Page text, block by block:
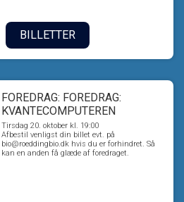
BILLETTER
FOREDRAG: FOREDRAG:
KVANTECOMPUTEREN
Tirsdag 20. oktober kl. 19:00
Afbestil venligst din billet evt. på
bio@roeddingbio.dk hvis du er forhindret. Så
kan en anden få glæde af foredraget.